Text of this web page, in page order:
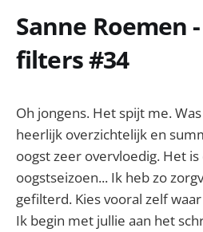
Sanne Roemen
filters #34
Oh jongens. Het spijt me.
heerlijk overzichtelijk en
oogst zeer overvloedig. Het is
oogstseizoen... Ik heb zo
gefilterd. Kies vooral zelf
Ik begin met jullie aan het